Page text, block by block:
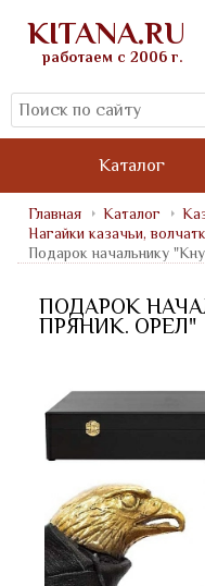
KITANA.RU
работаем с 2006 г.
Каталог
Главная Каталог
Нагайки казачьи,
Подарок начальнику
ПОДАРОК
ПРЯНИК. ОРЕЛ"